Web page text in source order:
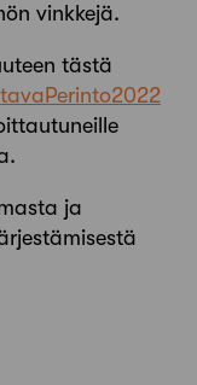
vinkkejä.
tästä
ja